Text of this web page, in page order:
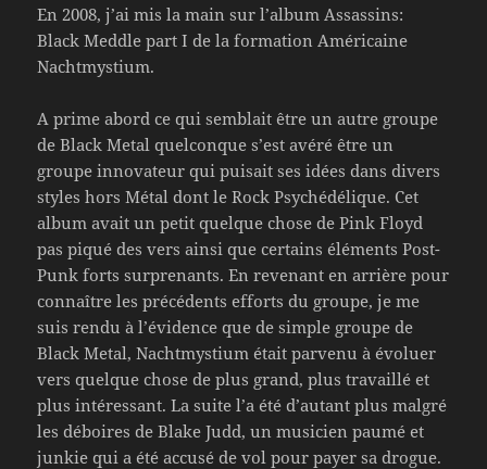
En 2008, j’ai mis la main sur l’album Assassins:
Black Meddle part I de la formation Américaine
Nachtmystium.
A prime abord ce qui semblait être un autre groupe
de Black Metal quelconque s’est avéré être un
groupe innovateur qui puisait ses idées dans divers
styles hors Métal dont le Rock Psychédélique. Cet
album avait un petit quelque chose de Pink Floyd
pas piqué des vers ainsi que certains éléments Post-
Punk forts surprenants. En revenant en arrière pour
connaître les précédents efforts du groupe, je me
suis rendu à l’évidence que de simple groupe de
Black Metal, Nachtmystium était parvenu à évoluer
vers quelque chose de plus grand, plus travaillé et
plus intéressant. La suite l’a été d’autant plus malgré
les déboires de Blake Judd, un musicien paumé et
junkie qui a été accusé de vol pour payer sa drogue.